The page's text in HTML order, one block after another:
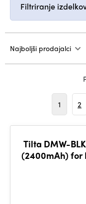
Filtriranje
Najboljši prodajalci
1 2
Tilta DMW-
(2400mAh) for